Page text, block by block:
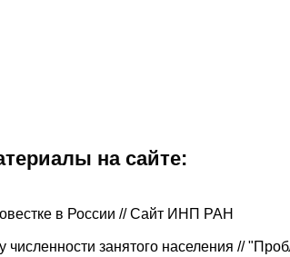
на сайте:
в России // Сайт ИНП РАН
занятого населения //